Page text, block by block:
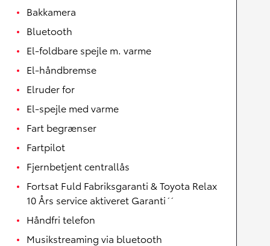
Bakkamera
Bluetooth
El-foldbare spejle m. varme
El-håndbremse
Elruder for
El-spejle med varme
Fart begrænser
Fartpilot
Fjernbetjent centrallås
Fortsat Fuld Fabriksgaranti & Toyota Relax
10 Års service aktiveret Garanti´´
Håndfri telefon
Musikstreaming via bluetooth